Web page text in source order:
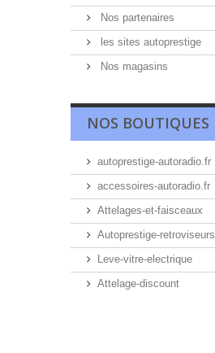
Nos partenaires
les sites autoprestige
Nos magasins
NOS BOUTIQUES
autoprestige-autoradio.fr
accessoires-autoradio.fr
Attelages-et-faisceaux
Autoprestige-retroviseurs
Leve-vitre-electrique
Attelage-discount